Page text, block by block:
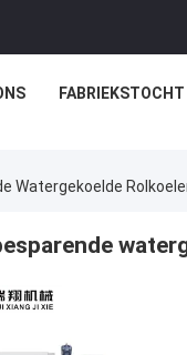
FABRIEKSTOCHT
Watergekoelde